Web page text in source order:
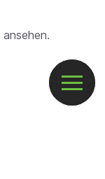
ansehen.